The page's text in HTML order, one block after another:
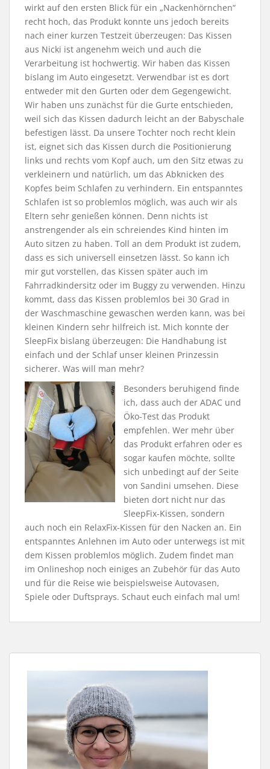
wirkt auf den ersten Blick für ein „Nackenhörnchen“
recht hoch, das Produkt konnte uns jedoch bereits
nach einer kurzen Testzeit überzeugen: Das Kissen
aus Nicki ist angenehm weich und auch die
Verarbeitung ist hochwertig. Wir haben das Kissen
bislang im Auto eingesetzt. Verwendbar ist es dort
entweder mit den Gurten oder dem Gegengewicht.
Wir haben uns zunächst für die Gurte entschieden,
weil sich das Kissen dadurch leicht an der Babyschale
befestigen lässt. Da unsere Tochter noch recht klein
ist, eignet sich das Kissen durch die Positionierung
links und rechts vom Kopf auch, um den Sitz etwas zu
verkleinern und natürlich, um das Abknicken des
Kopfes beim Schlafen zu verhindern. Ein entspanntes
Schlafen ist so problemlos möglich, was auch wir als
Eltern sehr genießen können. Denn nichts ist
anstrengender als ein schreiendes Kind hinten im
Auto sitzen zu haben. Toll an dem Produkt ist zudem,
dass es sich universell einsetzen lässt. So kann ich
mir gut vorstellen, das Kissen später auch im
Fahrradkindersitz oder im Buggy zu verwenden. Hinzu
kommt, dass das Kissen problemlos bei 30 Grad in
der Waschmaschine gewaschen werden kann, was bei
kleinen Kindern sehr hilfreich ist. Mich konnte der
SleepFix bislang überzeugen: Die Handhabung ist
einfach und der Schlaf unser kleinen Prinzessin
sicherer. Was will man mehr?
Besonders beruhigend finde
ich, dass auch der ADAC und
Öko-Test das Produkt
empfehlen. Wer mehr über
das Produkt erfahren oder es
sogar kaufen möchte, sollte
sich unbedingt auf der Seite
von Sandini umsehen. Diese
bieten dort nicht nur das
SleepFix-Kissen, sondern
auch noch ein RelaxFix-Kissen für den Nacken an. Ein
entspanntes Anlehnen im Auto oder unterwegs ist mit
dem Kissen problemlos möglich. Zudem findet man
im Onlineshop noch einiges an Zubehör für das Auto
und für die Reise wie beispielsweise Autovasen,
Spiele oder Duftsprays. Schaut euch einfach mal um!